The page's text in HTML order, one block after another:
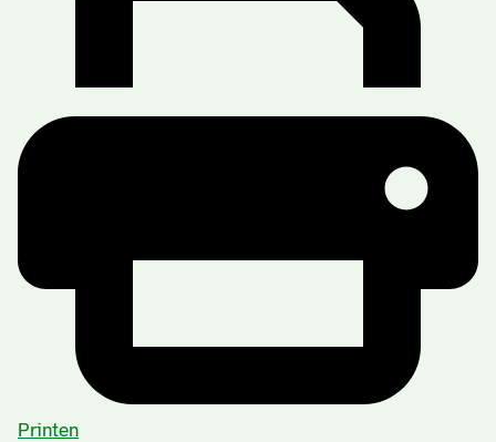
Printen